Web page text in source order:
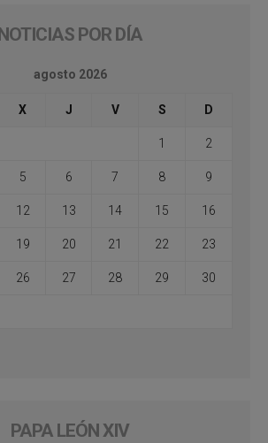
NOTICIAS POR DÍA
agosto 2026
X J V S D
1 2
5 6 7 8 9
12 13 14 15 16
19 20 21 22 23
26 27 28 29 30
PAPA LEÓN XIV